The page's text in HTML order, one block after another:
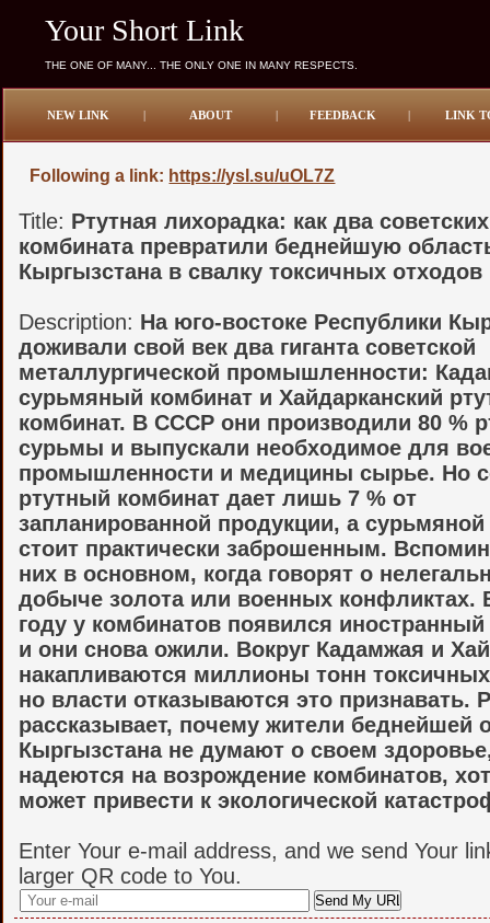
Your Short Link
THE ONE OF MANY... THE ONLY ONE IN MANY RESPECTS.
NEW LINK | ABOUT | FEEDBACK | LINK
Following a link: https://ysl.su/uOL7Z
Title: Ртутная лихорадка: как два советских
комбината превратили беднейшую
Кыргызстана в свалку токсичных отходов
Description: На юго-востоке Республики
доживали свой век два гиганта советской
металлургической промышленности:
сурьмяный комбинат и Хайдарканский
комбинат. В СССР они производили 80 %
сурьмы и выпускали необходимое для
промышленности и медицины сырье. Но
ртутный комбинат дает лишь 7 % от
запланированной продукции, а
стоит практически заброшенным.
них в основном, когда говорят о
добыче золота или военных конфликтах.
году у комбинатов появился иностранный
и они снова ожили. Вокруг Кадамжая и
накапливаются миллионы тонн
но власти отказываются это признавать.
рассказывает, почему жители беднейшей
Кыргызстана не думают о своем
надеются на возрождение комбинатов,
может привести к экологической
Enter Your e-mail address, and we send Your
larger QR code to You.